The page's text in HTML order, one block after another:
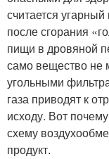
считается
после сгорания
пищи в дровяной
само вещество не
угольными
газа приводят к
исходу. Вот
схему
продукт.